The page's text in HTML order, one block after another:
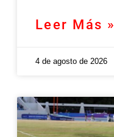
Leer Más »
4 de agosto de 2026